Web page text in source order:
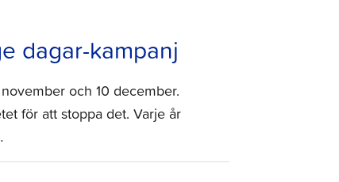
dagar-kampanj
och 10 december.
för att stoppa det. Varje år